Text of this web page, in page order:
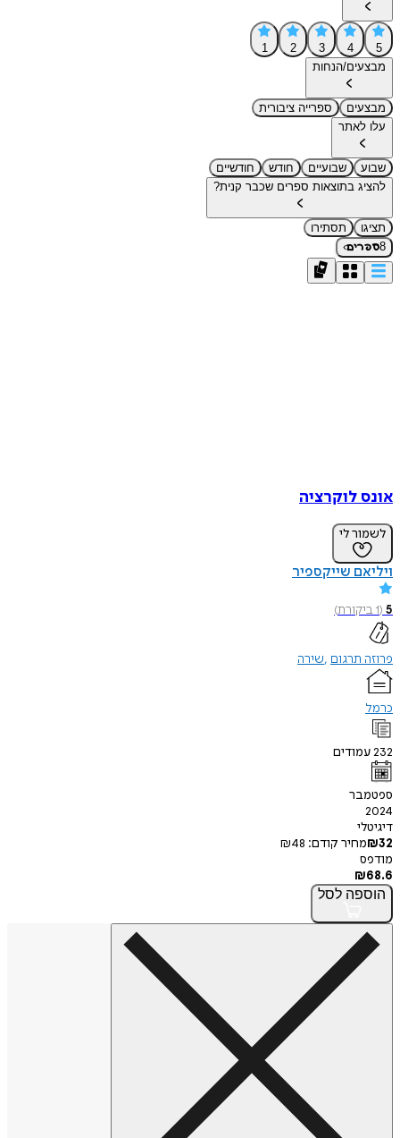
5
4
3
2
1
מבצעים/הנחות
מבצעים
ספרייה ציבורית
עלו לאתר
שבוע שבועיים חודש
חודשיים
להציג בתוצאות ספרים שכבר קנית?
תציגו
תסתירו
8ספרים›
אונס לוקרציה
לשמור לי
ויליאם שייקספיר
5
(
1ביקורת)
פרוזה תרגום שירה
כרמל
232עמודים
ספטמבר
2024
דיגיטלי
₪32 מחיר קודם: ₪48
מודפס
₪68.6
הוספה לסל